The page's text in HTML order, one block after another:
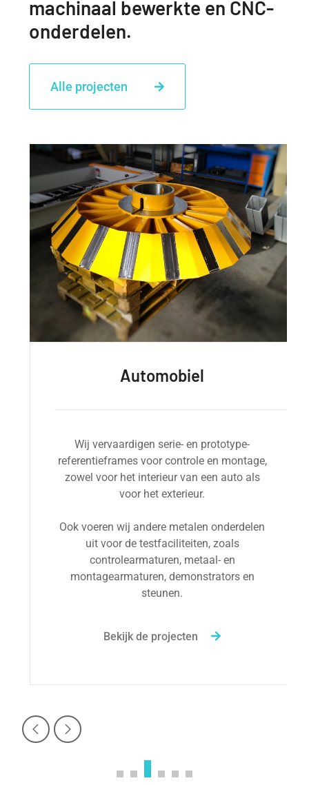
machinaal bewerkte en CNC-
onderdelen.
Alle projecten
Automobiel
Wij vervaardigen serie- en prototype-
referentieframes voor controle en montage,
zowel voor het interieur van een auto als
voor het exterieur.
Ook voeren wij andere metalen onderdelen
uit voor de testfaciliteiten, zoals
controlearmaturen, metaal- en
montagearmaturen, demonstrators en
steunen.
Bekijk de projecten